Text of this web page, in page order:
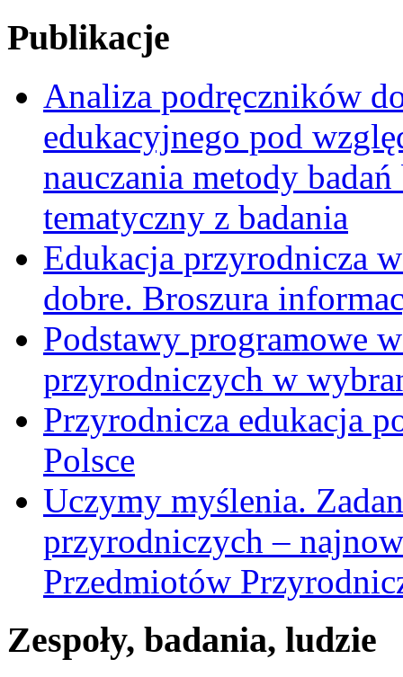
Publikacje
Analiza podręczników
edukacyjnego pod
nauczania metody
tematyczny z badania
Edukacja przyrodnicza
dobre. Broszura
Podstawy programowe
przyrodniczych w
Przyrodnicza edukacja
Polsce
Uczymy myślenia.
przyrodniczych –
Przedmiotów
Zespoły, badania, ludzie